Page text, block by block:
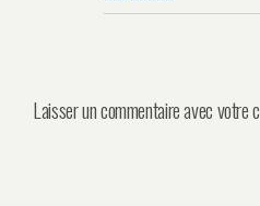
Laisser un commentaire avec votre